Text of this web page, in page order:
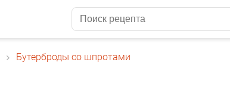
Бутерброды со шпротами